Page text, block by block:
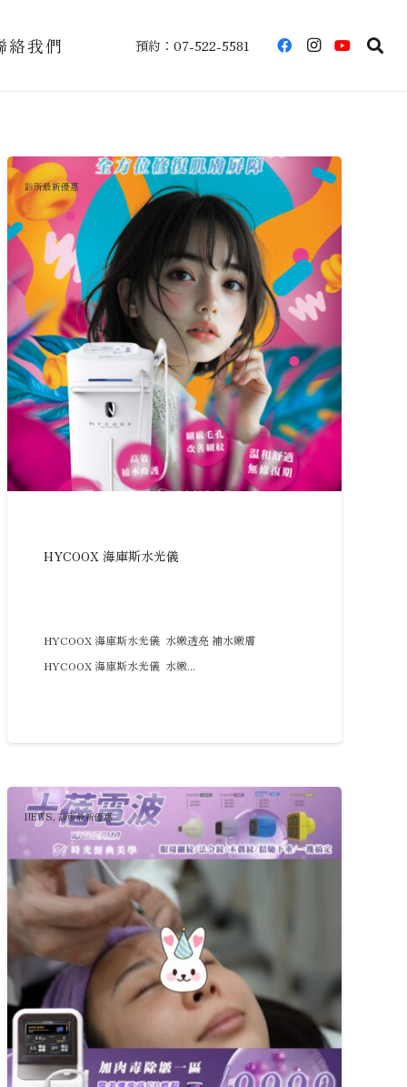
絡我們 預約：07-522-5581
診所最新優惠
HYCOOX 海庫斯水光儀
HYCOOX 海庫斯水光儀 水嫩透亮 補水嫩膚
HYCOOX 海庫斯水光儀 水嫩...
NEWS,診所最新優惠